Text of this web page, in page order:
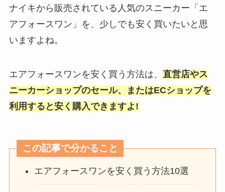
ナイキから販売されている人気のスニーカー「エ
アフォースワン」を、少しでも安く買いたいと思
いますよね。
エアフォースワンを安く買う方法は、 直営店やス
ニーカーショップのセール、またはECショップを
利用すると安く購入できますよ!
この記事で分かること
エアフォースワンを安く買う方法10選